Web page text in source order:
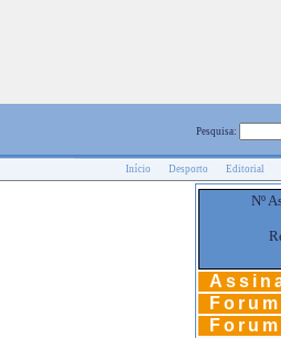
Pesquisa:
Início Desporto Editorial
Nº
Forum